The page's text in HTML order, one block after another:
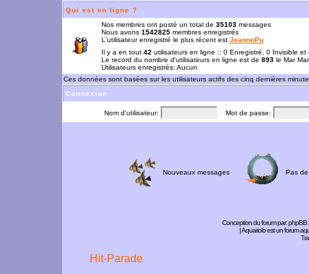
Qui est en ligne ?
Nos membres ont posté un total de 35103 messages
Nous avons 1542825 membres enregistrés
L'utilisateur enregistré le plus récent est JeannePu
Il y a en tout 42 utilisateurs en ligne :: 0 Enregistré, 0 Invisible
Le record du nombre d'utilisateurs en ligne est de 893 le Mar
Utilisateurs enregistrés: Aucun
Ces données sont basées sur les utilisateurs actifs des cinq dernières
Connexion
Nom d'utilisateur: Mot de passe:
Nouveaux messages Pas
Conception du forum par:phpBB
| Aquariolo est un forum